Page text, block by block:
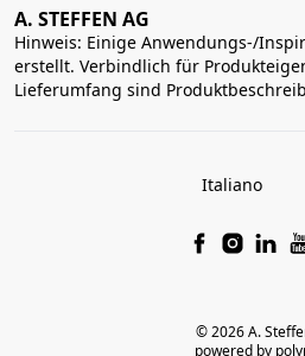
A. STEFFEN AG
Hinweis: Einige Anwendungs-/
erstellt. Verbindlich für
Lieferumfang sind
© 2026 A.
powered by